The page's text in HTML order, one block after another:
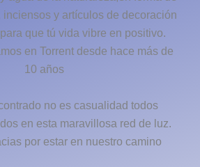
inciensos y artículos de decoración
que tú vida vibre en positivo.
en Torrent desde hace más de
10 años
no es casualidad todos
en esta maravillosa red de luz.
por estar en nuestro camino